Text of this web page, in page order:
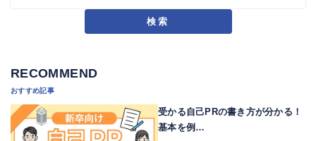
検索
RECOMMEND
おすすめ記事
受かる自己PRの書き方が分かる！
基本を例…